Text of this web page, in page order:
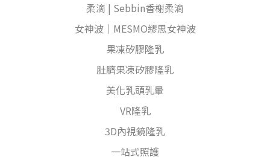
柔滴 | Sebbin香榭柔滴
女神波｜MESMO繆思女神波
果凍矽膠隆乳
肚臍果凍矽膠隆乳
美化乳頭乳暈
VR隆乳
3D內視鏡隆乳
一站式照護